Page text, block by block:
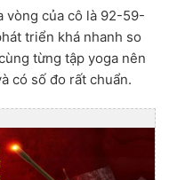
vòng của cô là 92-59-
triển khá nhanh so
từng tập yoga nên
có số đo rất chuẩn.